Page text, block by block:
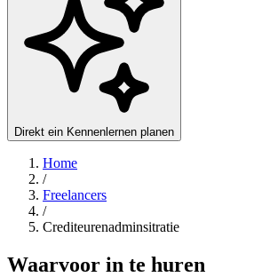
Direkt ein Kennenlernen planen
Home
/
Freelancers
/
Crediteurenadminsitratie
Waarvoor in te huren